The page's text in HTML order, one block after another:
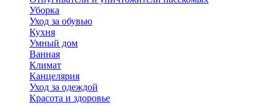
Уборка
Уход за обувью
Кухня
Умный дом
Ванная
Климат
Канцелярия
Уход за одеждой
Красота и здоровье